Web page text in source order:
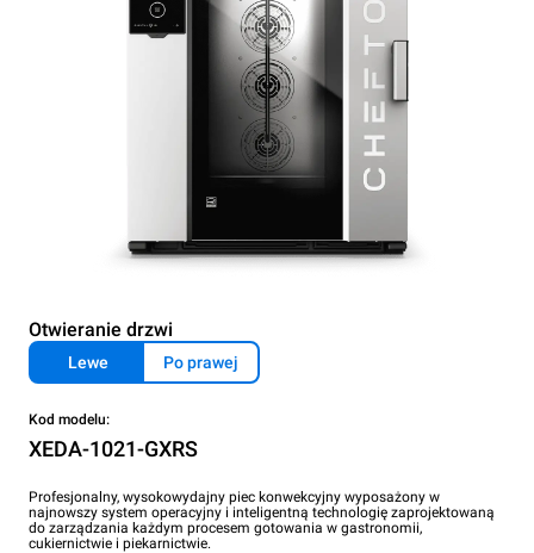
Otwieranie drzwi
Lewe Po prawej
Kod modelu:
XEDA-1021-GXRS
Profesjonalny, wysokowydajny piec konwekcyjny wyposażony w
najnowszy system operacyjny i inteligentną technologię zaprojektowaną
do zarządzania każdym procesem gotowania w gastronomii,
cukiernictwie i piekarnictwie.